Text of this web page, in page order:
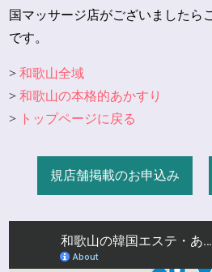
国マッサージ店がございましたら
です。
>和歌山全域
>和歌山の本格的あかすり
> トップページに戻る
規店舗掲載のお申込み